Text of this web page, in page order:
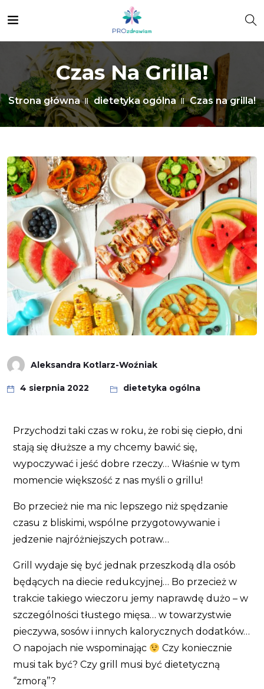
Czas Na Grilla!
Strona główna dietetyka ogólna Czas na grilla!
Aleksandra Kotlarz-Woźniak
4 sierpnia 2022 dietetyka ogólna
Przychodzi taki czas w roku, że robi się ciepło, dni
stają się dłuższe a my chcemy bawić się,
wypoczywać i jeść dobre rzeczy… Właśnie w tym
momencie większość z nas myśli o grillu!
Bo przecież nie ma nic lepszego niż spędzanie
czasu z bliskimi, wspólne przygotowywanie i
jedzenie najróżniejszych potraw…
Grill wydaje się być jednak przeszkodą dla osób
będących na diecie redukcyjnej… Bo przecież w
trakcie takiego wieczoru jemy naprawdę dużo – w
szczególności tłustego mięsa… w towarzystwie
pieczywa, sosów i innych kalorycznych dodatków…
O napojach nie wspominając
Czy koniecznie
musi tak być? Czy grill musi być dietetyczną
‘’zmorą’’?